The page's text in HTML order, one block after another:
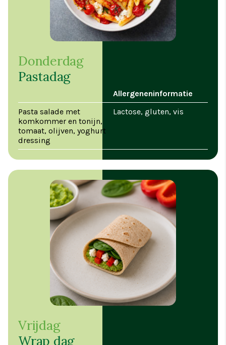
Donderdag
Pastadag
Allergeneninformatie
Pasta salade met
komkommer en tonijn,
tomaat, olijven, yoghurt
dressing
Lactose, gluten, vis
Vrijdag
Wrap dag